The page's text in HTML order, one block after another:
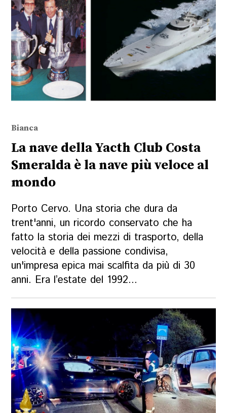
Bianca
La nave della Yacth Club Costa
Smeralda è la nave più veloce al
mondo
Porto Cervo. Una storia che dura da
trent'anni, un ricordo conservato che ha
fatto la storia dei mezzi di trasporto, della
velocità e della passione condivisa,
un'impresa epica mai scalfita da più di 30
anni. Era l’estate del 1992...